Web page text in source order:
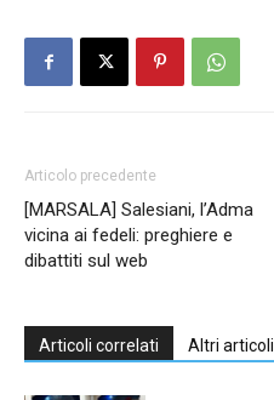
Articolo precedente
[MARSALA] Salesiani, l’Adma
vicina ai fedeli: preghiere e
dibattiti sul web
Articoli correlati Altri articoli